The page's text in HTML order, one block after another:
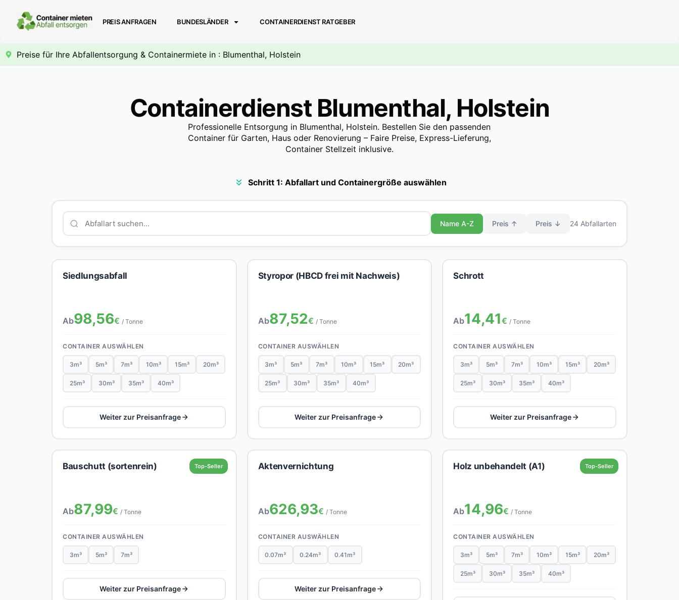
PREIS ANFRAGEN BUNDESLÄNDER CONTAINERDIENST RATGEBER
Preise für Ihre Abfallentsorgung & Containermiete in : Blumenthal, Holstein
Containerdienst Blumenthal, Holstein
Professionelle Entsorgung in Blumenthal, Holstein. Bestellen Sie den passenden
Container für Garten, Haus oder Renovierung – Faire Preise, Express-Lieferung,
Container Stellzeit inklusive.
Schritt 1: Abfallart und Containergröße auswählen
Name A-Z Preis ↑ Preis ↓ 24 Abfallarten
Siedlungsabfall
Ab98,56€ / Tonne
CONTAINER AUSWÄHLEN
3m³ 5m³ 7m³ 10m³ 15m³ 20m³
25m³ 30m³ 35m³ 40m³
Weiter zur Preisanfrage
Styropor (HBCD frei mit Nachweis)
Ab87,52€ / Tonne
CONTAINER AUSWÄHLEN
3m³ 5m³ 7m³ 10m³ 15m³ 20m³
25m³ 30m³ 35m³ 40m³
Weiter zur Preisanfrage
Schrott
Ab14,41€ / Tonne
CONTAINER AUSWÄHLEN
3m³ 5m³ 7m³ 10m³ 15m³ 20m³
25m³ 30m³ 35m³ 40m³
Weiter zur Preisanfrage
Top-Seller
Bauschutt (sortenrein)
Ab87,99€ / Tonne
CONTAINER AUSWÄHLEN
3m³ 5m³ 7m³
Weiter zur Preisanfrage
Aktenvernichtung
Ab626,93€ / Tonne
CONTAINER AUSWÄHLEN
0.07m³ 0.24m³ 0.41m³
Weiter zur Preisanfrage
Top-Seller
Holz unbehandelt (A1)
Ab14,96€ / Tonne
CONTAINER AUSWÄHLEN
3m³ 5m³ 7m³ 10m³ 15m³ 20m³
25m³ 30m³ 35m³ 40m³